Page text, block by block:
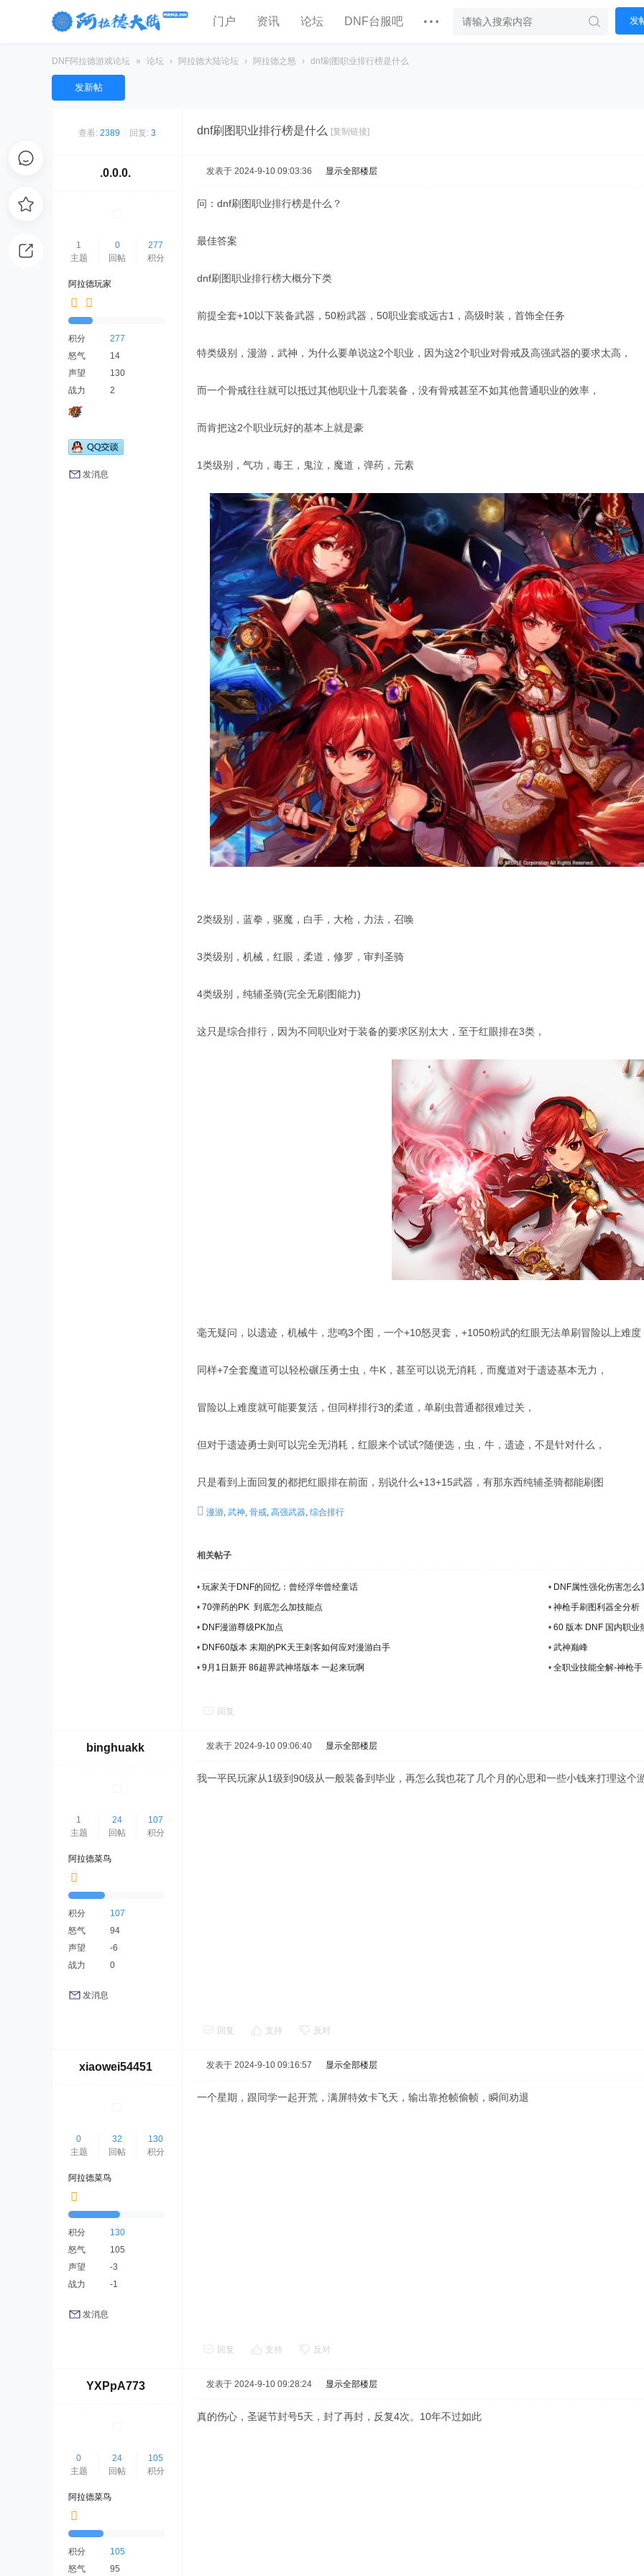
门户 资讯 论坛 DNF台服吧 发
DNF阿拉德游戏论坛 » 论坛 › 阿拉德大陆论坛 › 阿拉德之怒 › dnf刷图职业排行榜是什么
发新帖
查看: 2389 回复: 3 dnf刷图职业排行榜是什么 [复制链接]
.0.0.0.
1
主题
0
回帖
277
积分
阿拉德玩家
积分
277
怒气
14
声望
130
战力
2
发消息
发表于 2024-9-10 09:03:36 显示全部楼层
问：dnf刷图职业排行榜是什么？
最佳答案
dnf刷图职业排行榜大概分下类
前提全套+10以下装备武器，50粉武器，50职业套或远古1，高级时装，首饰全任务
特类级别，漫游，武神，为什么要单说这2个职业，因为这2个职业对骨戒及高强武器的要求太高，
而一个骨戒往往就可以抵过其他职业十几套装备，没有骨戒甚至不如其他普通职业的效率，
而肯把这2个职业玩好的基本上就是豪
1类级别，气功，毒王，鬼泣，魔道，弹药，元素
2类级别，蓝拳，驱魔，白手，大枪，力法，召唤
3类级别，机械，红眼，柔道，修罗，审判圣骑
4类级别，纯辅圣骑(完全无刷图能力)
这只是综合排行，因为不同职业对于装备的要求区别太大，至于红眼排在3类，
毫无疑问，以遗迹，机械牛，悲鸣3个图，一个+10怒灵套，+1050粉武的红眼无法单刷冒险以上难度
同样+7全套魔道可以轻松碾压勇士虫，牛K，甚至可以说无消耗，而魔道对于遗迹基本无力，
冒险以上难度就可能要复活，但同样排行3的柔道，单刷虫普通都很难过关，
但对于遗迹勇士则可以完全无消耗，红眼来个试试?随便选，虫，牛，遗迹，不是针对什么，
只是看到上面回复的都把红眼排在前面，别说什么+13+15武器，有那东西纯辅圣骑都能刷图
漫游, 武神, 骨戒, 高强武器, 综合排行
相关帖子
• 玩家关于DNF的回忆：曾经浮华曾经童话 • DNF属性强化伤害怎么
• 70弹药的PK 到底怎么加技能点 • 神枪手刷图利器全分析
• DNF漫游尊级PK加点 • 60 版本 DNF 国内职业
• DNF60版本 末期的PK天王刺客如何应对漫游白手 • 武神巅峰
• 9月1日新开 86超界武神塔版本 一起来玩啊 • 全职业技能全解-神枪
回复
binghuakk
1
主题
24
回帖
107
积分
阿拉德菜鸟
积分
107
怒气
94
声望
-6
战力
0
发消息
发表于 2024-9-10 09:06:40 显示全部楼层
我一平民玩家从1级到90级从一般装备到毕业，再怎么我也花了几个月的心思和一些小钱来打理这个
回复 支持 反对
xiaowei54451
0
主题
32
回帖
130
积分
阿拉德菜鸟
积分
130
怒气
105
声望
-3
战力
-1
发消息
发表于 2024-9-10 09:16:57 显示全部楼层
一个星期，跟同学一起开荒，满屏特效卡飞天，输出靠抢帧偷帧，瞬间劝退
回复 支持 反对
YXPpA773
0
主题
24
回帖
105
积分
阿拉德菜鸟
积分
105
怒气
95
发表于 2024-9-10 09:28:24 显示全部楼层
真的伤心，圣诞节封号5天，封了再封，反复4次。10年不过如此